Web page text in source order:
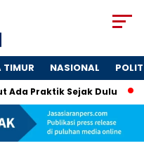
NASIONAL
Sejak Dulu Dosa-